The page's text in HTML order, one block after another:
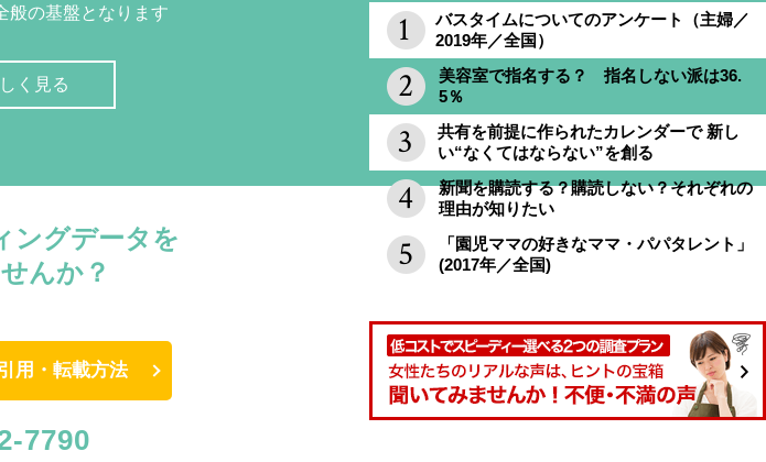
バスタイムについてのアンケート（主婦／
2019年／全国）
美容室で指名する？ 指名しない派は36.
5％
共有を前提に作られたカレンダーで 新し
い“なくてはならない”を創る
新聞を購読する？購読しない？それぞれの
理由が知りたい
「園児ママの好きなママ・パパタレント」
(2017年／全国)
般の基盤となります
く見る
ングデータを
んか？
用・転載方法
7790